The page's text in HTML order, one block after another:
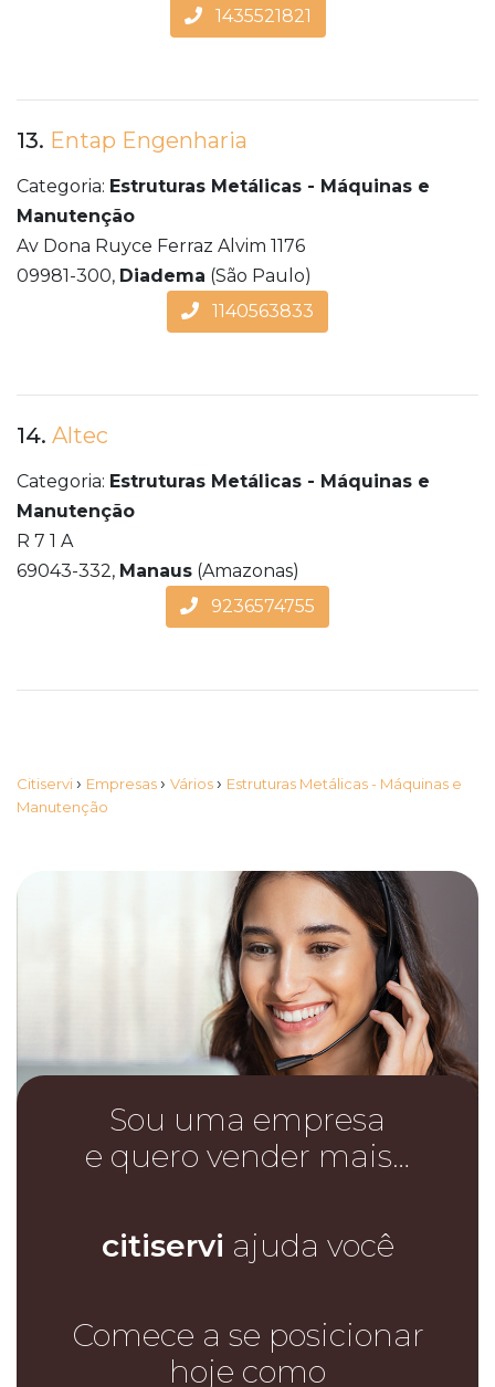
1435521821
13. Entap Engenharia
Categoria: Estruturas Metálicas - Máquinas e
Manutenção
Av Dona Ruyce Ferraz Alvim 1176
09981-300, Diadema (São Paulo)
1140563833
14. Altec
Categoria: Estruturas Metálicas - Máquinas e
Manutenção
R 7 1 A
69043-332, Manaus (Amazonas)
9236574755
Citiservi › Empresas › Vários › Estruturas Metálicas - Máquinas e
Manutenção
Sou uma empresa
e quero vender mais…
citiservi ajuda você
Comece a se posicionar
hoje como